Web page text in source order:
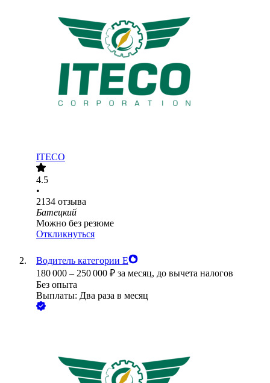
ITECO
4.5
•
2134 отзыва
Батецкий
Можно без резюме
Откликнуться
Водитель категории Е
180 000 – 250 000 ₽ за месяц, до вычета налогов
Без опыта
Выплаты: Два раза в месяц